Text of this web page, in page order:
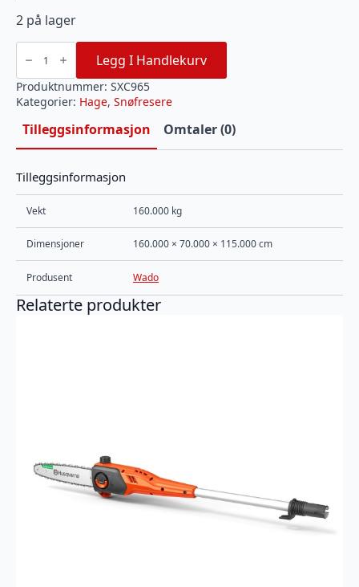
2 på lager
WADO
965E
Snøfres
antall
Legg I Handlekurv
Produktnummer: SXC965
Kategorier: Hage, Snøfresere
Tilleggsinformasjon Omtaler (0)
Tilleggsinformasjon
Vekt 160.000 kg
Dimensjoner 160.000 × 70.000 × 115.000 cm
Produsent Wado
Relaterte produkter